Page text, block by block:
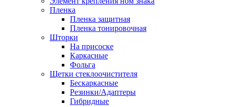
Пленка
Пленка защитная
Пленка тонировочная
Шторки
На присоске
Каркасные
Фольга
Щетки стеклоочистителя
Бескаркасные
Резинки/Адаптеры
Гибридные